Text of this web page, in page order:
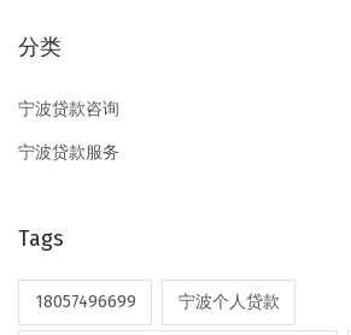
分类
宁波贷款咨询
宁波贷款服务
Tags
18057496699 宁波个人贷款